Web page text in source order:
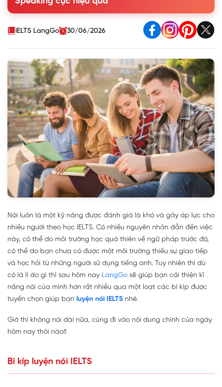
IELTS LangGo 30/06/2026
Nói luôn là một kỹ năng được đánh giá là khó và gây áp lực cho
nhiều người theo học IELTS. Có nhiều nguyên nhân dẫn đến việc
này, có thể do môi trường học quá thiên về ngữ pháp trước đó,
có thể do bạn chưa có được một môi trường thiếu sự giao tiếp
và học hỏi từ những người sử dụng tiếng anh. Tuy nhiên thì dù
có là lí do gì thì sau hôm nay LangGo sẽ giúp bạn cải thiện kĩ
năng nói của mình hơn rất nhiều qua một loạt các bí kíp được
tuyển chọn giúp bạn luyện nói IELTS nhé.
Giờ thì không nói dài nữa, cùng đi vào nội dung chính của ngày
hôm nay thôi nào!!
Bí kíp luyện nói IELTS